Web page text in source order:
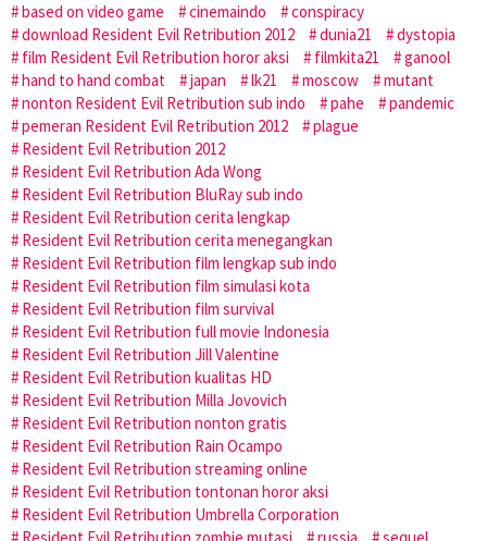
based on video game cinemaindo
conspiracy
download Resident Evil Retribution 2012
dunia21
dystopia
film Resident Evil Retribution horor aksi
filmkita21
ganool
hand to hand combat
japan lk21 moscow
mutant
nonton Resident Evil Retribution sub indo
pahe
pandemic
pemeran Resident Evil Retribution 2012
plague
Resident Evil Retribution 2012
Resident Evil Retribution Ada Wong
Resident Evil Retribution BluRay sub indo
Resident Evil Retribution cerita lengkap
Resident Evil Retribution cerita menegangkan
Resident Evil Retribution film lengkap sub indo
Resident Evil Retribution film simulasi kota
Resident Evil Retribution film survival
Resident Evil Retribution full movie Indonesia
Resident Evil Retribution Jill Valentine
Resident Evil Retribution kualitas HD
Resident Evil Retribution Milla Jovovich
Resident Evil Retribution nonton gratis
Resident Evil Retribution Rain Ocampo
Resident Evil Retribution streaming online
Resident Evil Retribution tontonan horor aksi
Resident Evil Retribution Umbrella Corporation